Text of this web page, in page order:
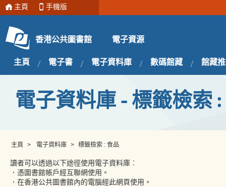
主頁 手機版
香港公共圖書館 電子資源
主頁 電子書 電子資料庫 數碼館藏 館藏
電子資料庫 - 標籤檢索 :
主頁 > 電子資料庫 > 標籤檢索 : 食品
讀者可以透過以下途徑使用電子資料庫︰
．憑圖書館帳戶經互聯網使用。
．在香港公共圖書館內的電腦經此網頁使用。